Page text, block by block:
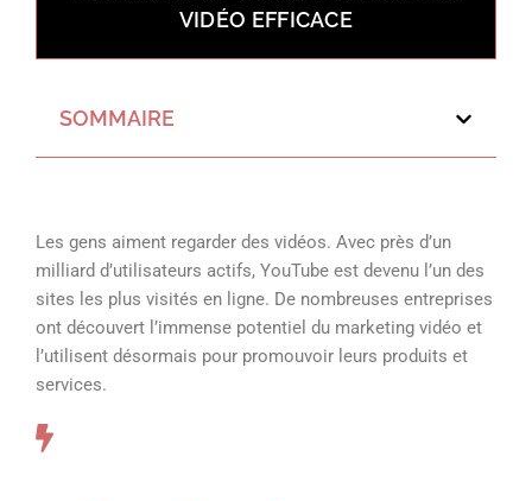
VIDÉO EFFICACE
SOMMAIRE
Les gens aiment regarder des vidéos. Avec près d’un
milliard d’utilisateurs actifs, YouTube est devenu l’un des
sites les plus visités en ligne. De nombreuses entreprises
ont découvert l’immense potentiel du marketing vidéo et
l’utilisent désormais pour promouvoir leurs produits et
services.